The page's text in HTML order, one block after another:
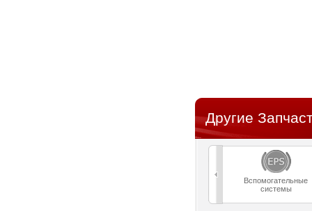
Другие
Вспомогательные
системы